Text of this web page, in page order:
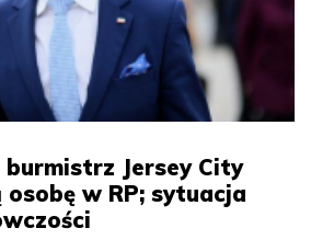
burmistrz Jersey City
w RP; sytuacja